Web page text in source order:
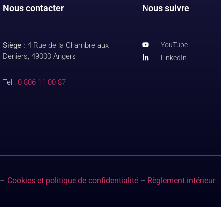
Nous contacter
Siège : 4 Rue de la Chambre aux
Deniers, 49000 Angers
Tel : 0 806 11 00 87
Nous suivre
YouTube
LinkedIn
– Cookies et politique de confidentialité – Règlement intérieur